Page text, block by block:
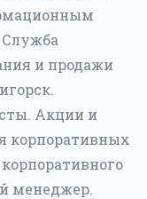
и продажи
Акции и
корпоративных
менеджер.